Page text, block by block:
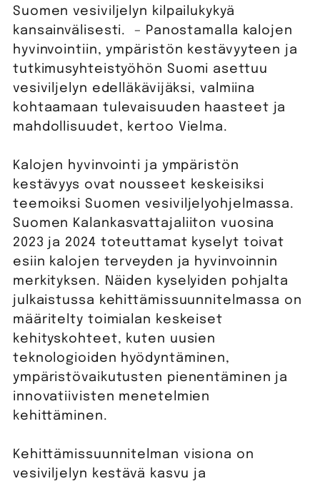
Suomen vesiviljelyn kilpailukykyä
kansainvälisesti. – Panostamalla kalojen
hyvinvointiin, ympäristön kestävyyteen ja
tutkimusyhteistyöhön Suomi asettuu
vesiviljelyn edelläkävijäksi, valmiina
kohtaamaan tulevaisuuden haasteet ja
mahdollisuudet, kertoo Vielma.
Kalojen hyvinvointi ja ympäristön
kestävyys ovat nousseet keskeisiksi
teemoiksi Suomen vesiviljelyohjelmassa.
Suomen Kalankasvattajaliiton vuosina
2023 ja 2024 toteuttamat kyselyt toivat
esiin kalojen terveyden ja hyvinvoinnin
merkityksen. Näiden kyselyiden pohjalta
julkaistussa kehittämissuunnitelmassa on
määritelty toimialan keskeiset
kehityskohteet, kuten uusien
teknologioiden hyödyntäminen,
ympäristövaikutusten pienentäminen ja
innovatiivisten menetelmien
kehittäminen.
Kehittämissuunnitelman visiona on
vesiviljelyn kestävä kasvu ja